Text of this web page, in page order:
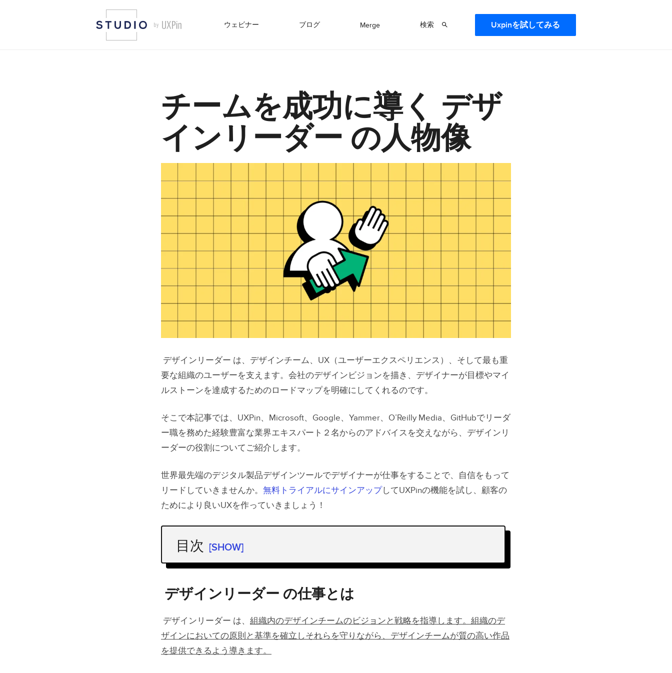
ウェビナー ブログ Merge 検索 Uxpinを試してみる
チームを成功に導く デザ
インリーダー の人物像
デザインリーダー は、デザインチーム、UX（ユーザーエクスペリエンス）、そして最も重
要な組織のユーザーを支えます。会社のデザインビジョンを描き、デザイナーが目標やマイ
ルストーンを達成するためのロードマップを明確にしてくれるのです。
そこで本記事では、UXPin、Microsoft、Google、Yammer、O’Reilly Media、GitHubでリーダ
ー職を務めた経験豊富な業界エキスパート２名からのアドバイスを交えながら、デザインリ
ーダーの役割についてご紹介します。
世界最先端のデジタル製品デザインツールでデザイナーが仕事をすることで、自信をもって
リードしていきませんか。 無料トライアルにサインアップしてUXPinの機能を試し、顧客の
ためにより良いUXを作っていきましょう！
目次 [SHOW]
デザインリーダー の仕事とは
デザインリーダー になるための道のり
成功に導くデザインリーダーは熟練の経験があり、過去の成功にとらわれず常
に進化し続けることを目指している
デザインリーダー の仕事とは
デザインリーダー は、 組織内のデザインチームのビジョンと戦略を指導します。組織のデ
ザインにおいての原則と基準を確立しそれらを守りながら、デザインチームが質の高い作品
を提供できるよう導きます。